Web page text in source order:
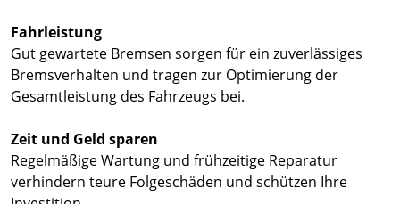
Fahrleistung
Gut gewartete Bremsen sorgen für ein zuverlässiges
Bremsverhalten und tragen zur Optimierung der
Gesamtleistung des Fahrzeugs bei.
Zeit und Geld sparen
Regelmäßige Wartung und frühzeitige Reparatur
verhindern teure Folgeschäden und schützen Ihre